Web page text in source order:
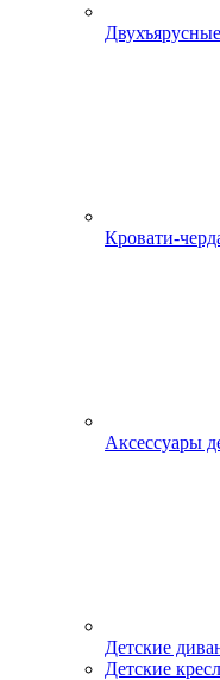
Кровати-
Аксессуары
Детские
Детские